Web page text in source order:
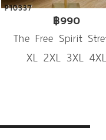
฿790
On-The-Go Spandex
Trousers
2XL 3XL